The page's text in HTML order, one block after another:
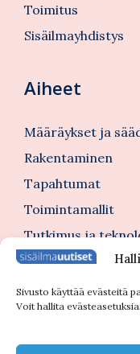
Sivusto käyttää evästeitä
Voit hallita
Toimitus
Sisäilmayhdistys
Aiheet
Määräykset ja
Rakentaminen
Tapahtumat
Toimintamallit
Tutkimus ja
Tutustu